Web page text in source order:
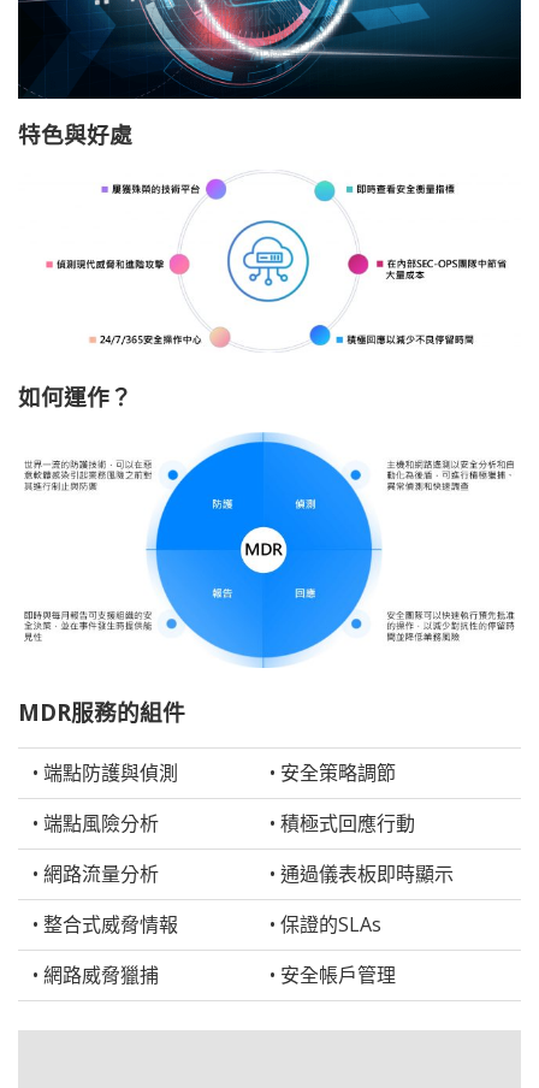
特色與好處
如何運作？
MDR服務的組件
• 端點防護與偵測
• 安全策略調節
• 端點風險分析
• 積極式回應行動
• 網路流量分析
• 通過儀表板即時顯示
• 整合式威脅情報
• 保證的SLAs
• 網路威脅獵捕
• 安全帳戶管理